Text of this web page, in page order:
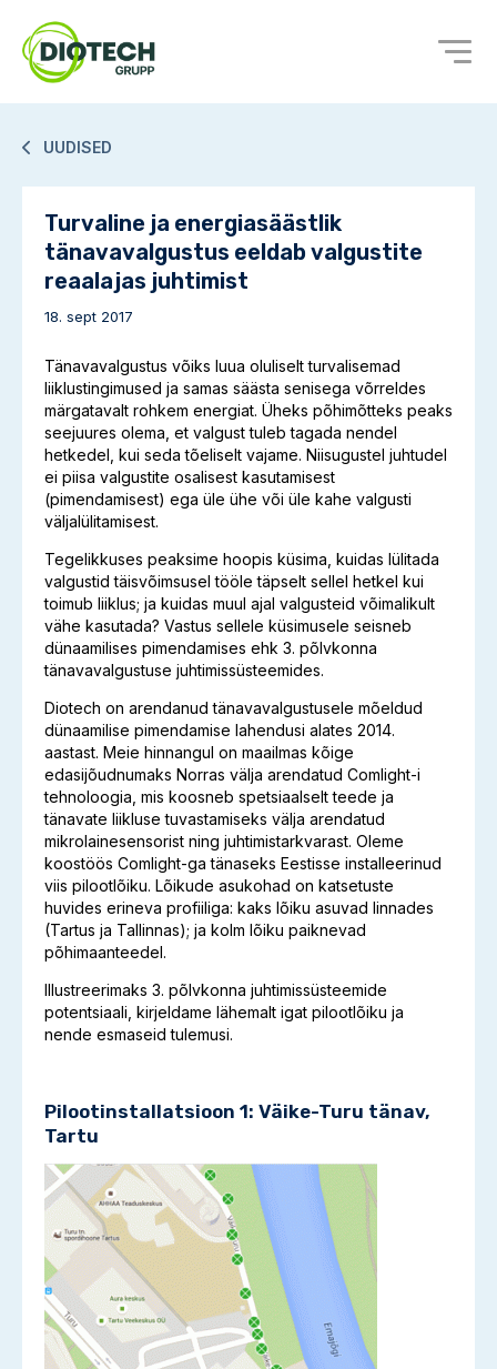
UUDISED
Turvaline ja energiasäästlik
tänavavalgustus eeldab valgustite
reaalajas juhtimist
18. sept 2017
Tänavavalgustus võiks luua oluliselt turvalisemad
liiklustingimused ja samas säästa senisega võrreldes
märgatavalt rohkem energiat. Üheks põhimõtteks peaks
seejuures olema, et valgust tuleb tagada nendel
hetkedel, kui seda tõeliselt vajame. Niisugustel juhtudel
ei piisa valgustite osalisest kasutamisest
(pimendamisest) ega üle ühe või üle kahe valgusti
väljalülitamisest.
Tegelikkuses peaksime hoopis küsima, kuidas lülitada
valgustid täisvõimsusel tööle täpselt sellel hetkel kui
toimub liiklus; ja kuidas muul ajal valgusteid võimalikult
vähe kasutada? Vastus sellele küsimusele seisneb
dünaamilises pimendamises ehk 3. põlvkonna
tänavavalgustuse juhtimissüsteemides.
Diotech on arendanud tänavavalgustusele mõeldud
dünaamilise pimendamise lahendusi alates 2014.
aastast. Meie hinnangul on maailmas kõige
edasijõudnumaks Norras välja arendatud Comlight-i
tehnoloogia, mis koosneb spetsiaalselt teede ja
tänavate liikluse tuvastamiseks välja arendatud
mikrolainesensorist ning juhtimistarkvarast. Oleme
koostöös Comlight-ga tänaseks Eestisse installeerinud
viis pilootlõiku. Lõikude asukohad on katsetuste
huvides erineva profiiliga: kaks lõiku asuvad linnades
(Tartus ja Tallinnas); ja kolm lõiku paiknevad
põhimaanteedel.
Illustreerimaks 3. põlvkonna juhtimissüsteemide
potentsiaali, kirjeldame lähemalt igat pilootlõiku ja
nende esmaseid tulemusi.
Pilootinstallatsioon 1: Väike-Turu tänav,
Tartu